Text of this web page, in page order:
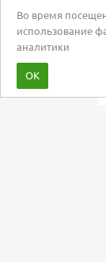
Во время
использование
аналитики
ОК